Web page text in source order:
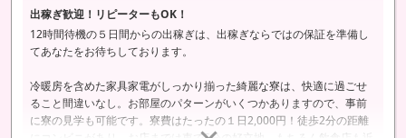
出稼ぎ歓迎！リピーターもOK！
12時間待機の５日間からの出稼ぎは、出稼ぎならではの保証を準備し
てあなたをお待ちしております。
冷暖房を含めた家具家電がしっかり揃った綺麗な寮は、快適に過ごせ
ること間違いなし。お部屋のパターンがいくつかありますので、事前
に寮の見学も可能です。寮費はたったの１日2,000円！徒歩2分の距離